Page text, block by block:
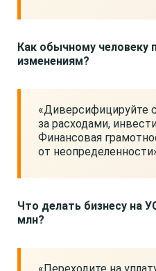
Как обычному человеку
изменениям?
«Диверсифицируйте
за расходами,
Финансовая
от
Что делать бизнесу на
млн?